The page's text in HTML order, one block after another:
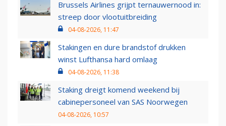
Brussels Airlines grijpt ternauwernood in:
streep door vlootuitbreiding
04-08-2026, 11:47
Stakingen en dure brandstof drukken
winst Lufthansa hard omlaag
04-08-2026, 11:38
Staking dreigt komend weekend bij
cabinepersoneel van SAS Noorwegen
04-08-2026, 10:57